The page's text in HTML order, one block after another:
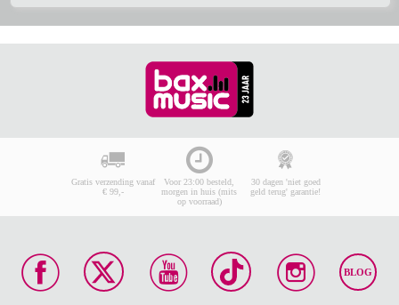
Gratis verzending vanaf
€ 99,-
Voor 23:00 besteld,
morgen in huis (mits
op voorraad)
30 dagen 'niet goed
geld terug' garantie!
BLOG